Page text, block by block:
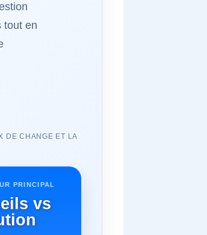
tout en
DE CHANGE ET LA
PRINCIPAL
vs